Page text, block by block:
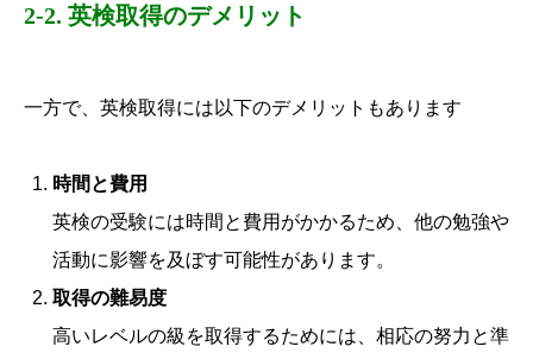
2-2. 英検取得のデメリット
一方で、英検取得には以下のデメリットもあります
時間と費用
英検の受験には時間と費用がかかるため、他の勉強や
活動に影響を及ぼす可能性があります。
取得の難易度
高いレベルの級を取得するためには、相応の努力と準